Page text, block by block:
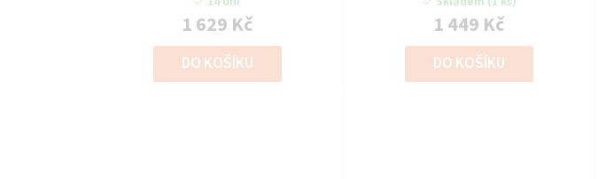
1 629 Kč
DO KOŠÍKU
1 449 Kč
DO KOŠÍKU